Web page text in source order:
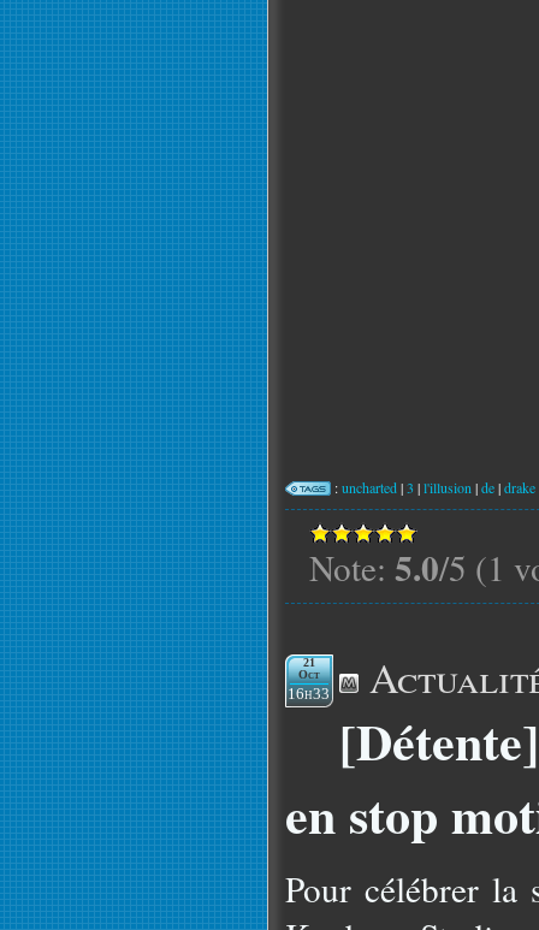
:uncharted|3 |l'illusion |de|drake
Note: 5.0/5 (1
21
Oct
16h33
en stop
Pour célébrer la